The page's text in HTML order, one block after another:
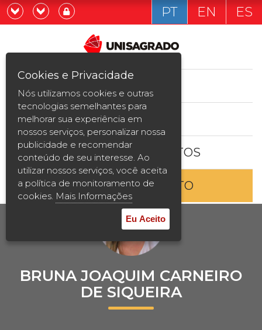
Graduação
Pós-graduação e MBA
Curta Duração
Vestibular
2ª Graduação
Transferência
Reingresso
Prouni
Desconto de pontualidade
Já sou estudande
Quero ser estudante
PT EN ES
ESTUDE AQUI
BOLSAS E DESCONTOS
ENTRE EM CONTATO
BRUNA JOAQUIM CARNEIRO
DE SIQUEIRA
Cookies e Privacidade
Nós utilizamos cookies e outras
tecnologias semelhantes para
melhorar sua experiência em
nossos serviços, personalizar nossa
publicidade e recomendar
conteúdo de seu interesse. Ao
utilizar nossos serviços, você aceita
a política de monitoramento de
cookies. Mais Informações
Eu Aceito